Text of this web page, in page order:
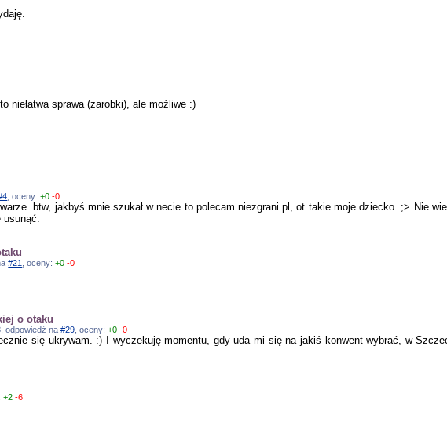
niełatwa sprawa (zarobki), ale możliwe :)
, oceny:+0 -0
btw, jakbyś mnie szukał w necie to polecam niezgrani.pl, ot takie moje dziecko. ;> Nie
#21 , oceny:+0 -0
o otaku
odpowiedź na#29, oceny:+0 -0
się ukrywam. :) I wyczekuję momentu, gdy uda mi się na jakiś konwent wybrać, w
+2 -6